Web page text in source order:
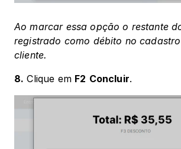
Ao marcar essa opção o restante
registrado como débito no
cliente.
8. Clique em F2 Concluir.